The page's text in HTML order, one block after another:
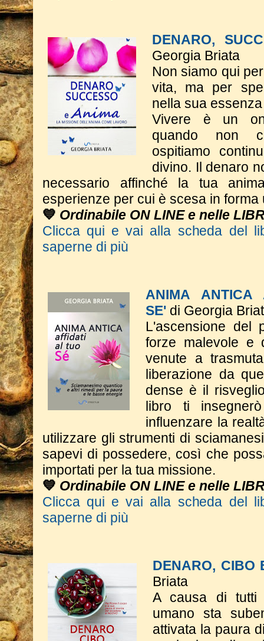
DENARO,
Georgia Briata
Non siamo qui
vita, ma per
nella sua
Vivere è un
quando non
ospitiamo
divino. Il denaro
necessario affinché la tua
esperienze per cui è scesa in
💙 Ordinabile ON LINE e nelle
Clicca qui e vai alla scheda del
saperne di più
ANIMA ANTICA
SE' di Georgia
L'ascensione del
forze malevole e
venute a
liberazione da
dense è il
libro ti
influenzare la
utilizzare gli strumenti di
sapevi di possedere, così che
importati per la tua missione.
💙 Ordinabile ON LINE e nelle
Clicca qui e vai alla scheda del
saperne di più
DENARO, CIBO
Briata
A causa di tutti
umano sta
attivata la paura